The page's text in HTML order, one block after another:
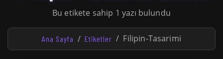
Bu etikete sahip 1 yazı bulundu
Ana Sayfa Etiketler Filipin-Tasarimi